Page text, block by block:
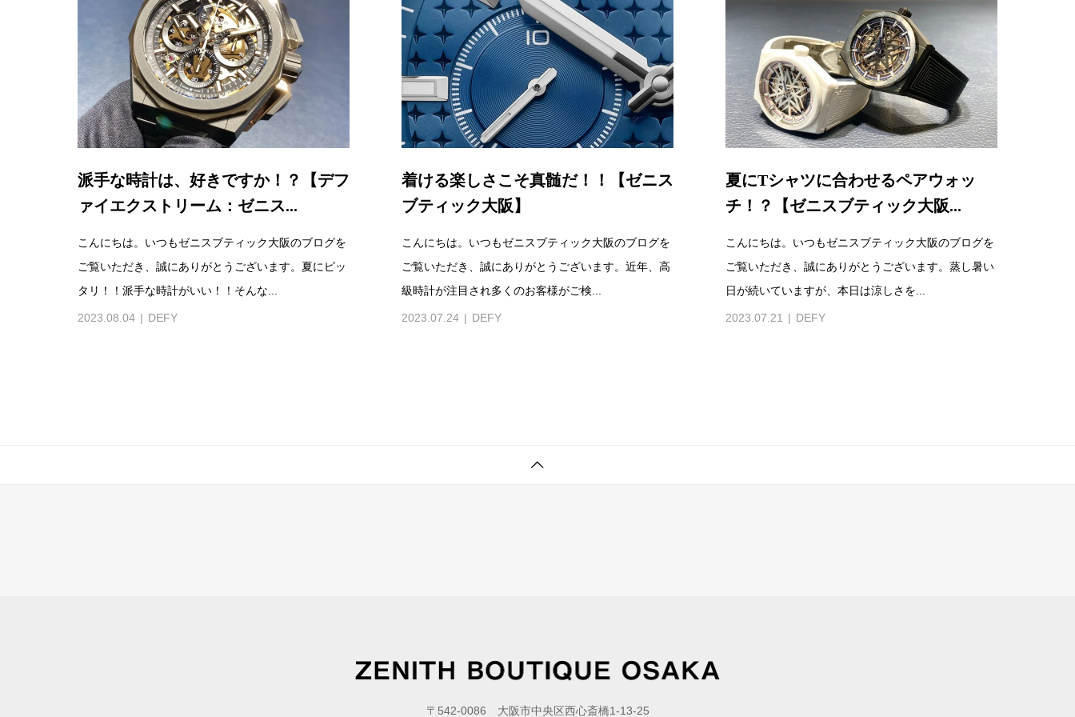
派手な時計は、好きですか！？【デフ
ァイエクストリーム：ゼニス...
こんにちは。いつもゼニスブティック大阪のブログを
ご覧いただき、誠にありがとうございます。夏にピッ
タリ！！派手な時計がいい！！そんな...
2023.08.04 DEFY
着ける楽しさこそ真髄だ！！【ゼニス
ブティック大阪】
こんにちは。いつもゼニスブティック大阪のブログを
ご覧いただき、誠にありがとうございます。近年、高
級時計が注目され多くのお客様がご検...
2023.07.24 DEFY
夏にTシャツに合わせるペアウォッ
チ！？【ゼニスブティック大阪...
こんにちは。いつもゼニスブティック大阪のブログを
ご覧いただき、誠にありがとうございます。蒸し暑い
日が続いていますが、本日は涼しさを...
2023.07.21 DEFY
〒542-0086 大阪市中央区西心斎橋1-13-25